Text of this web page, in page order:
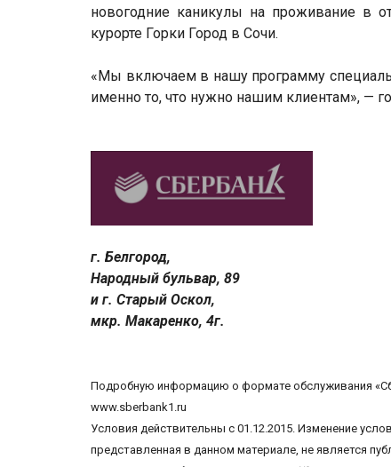
новогодние каникулы на проживание в
курорте Горки Город в Сочи.
«Мы включаем в нашу программу
именно то, что нужно нашим клиентам», —
г. Белгород,
Народный бульвар, 89
и г. Старый Оскол,
мкр. Макаренко, 4г.
Подробную информацию о формате обслуживания
www.sberbank1.ru
Условия действительны с 01.12.2015. Изменение
представленная в данном материале, не является